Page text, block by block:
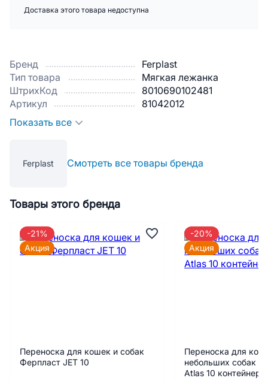
Бренд
Ferplast
Тип товара
Мягкая лежанка
ШтрихКод
8010690102481
Артикул
81042012
Показать все
Ferplast Смотреть все товары бренда
Доставка этого товара недоступна
Товары этого бренда
Переноска для кошек и собак
Ферпласт JET 10
-21%
Акция
Переноска для
небольших собак
Atlas 10 контейнер
-20%
Акция